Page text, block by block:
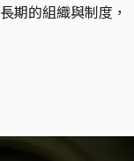
期的組織與制度，